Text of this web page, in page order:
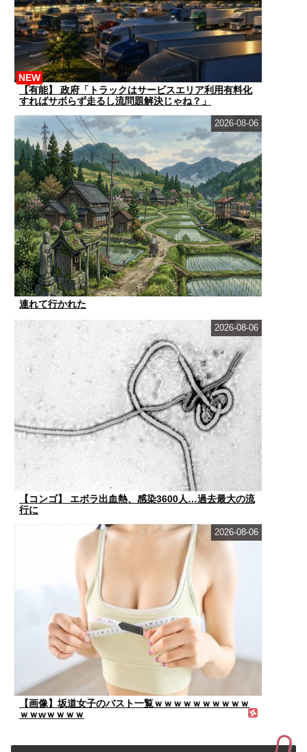
【有能】 政府「トラックはサービスエリア利用有料化
すればサボらず走るし流問題解決じゃね？」
NEW
連れて行かれた
2026-08-06
【コンゴ】 エボラ出血熱、感染3600人…過去最大の流
行に
2026-08-06
【画像】坂道女子のバスト一覧ｗｗｗｗｗｗｗｗｗｗ
ｗｗwｗｗｗｗ
2026-08-06